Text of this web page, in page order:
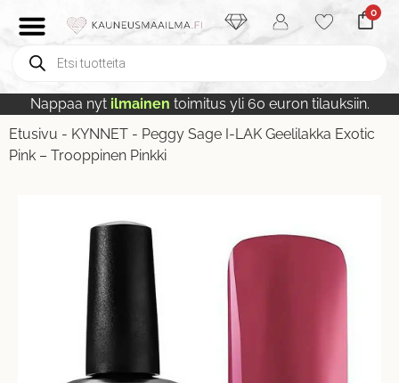
0
Nappaa nyt ilmainen toimitus yli 60 euron tilauksiin.
Etusivu - KYNNET - Peggy Sage I-LAK Geelilakka Exotic
Pink – Trooppinen Pinkki